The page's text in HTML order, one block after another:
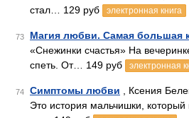
стал… 129 руб
электронная книга
73 Магия любви. Самая большая
«Снежинки счастья» На
спеть. От… 149 руб
электронная
74 Симптомы любви , Ксения
Это история мальчишки, который